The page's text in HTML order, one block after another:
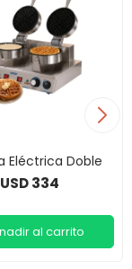
Eléctrica Doble
USD 334